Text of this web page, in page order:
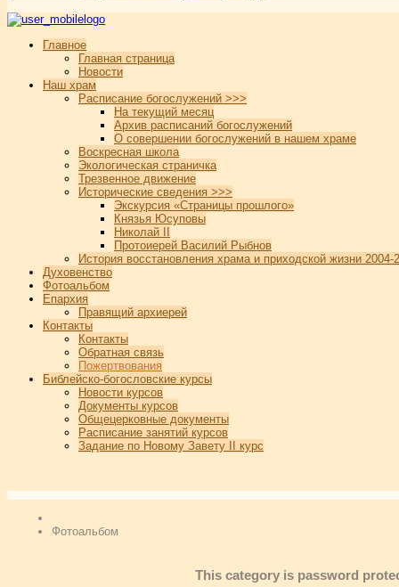
Главное
Главная страница
Новости
Наш храм
Расписание богослужений >>>
На текущий месяц
Архив расписаний богослужений
О совершении богослужений в нашем храме
Воскресная школа
Экологическая страничка
Трезвенное движение
Исторические сведения >>>
Экскурсия «Страницы прошлого»
Князья Юсуповы
Николай II
Протоиерей Василий Рыбнов
История восстановления храма и приходской жизни 2004-
Духовенство
Фотоальбом
Епархия
Правящий архиерей
Контакты
Контакты
Обратная связь
Пожертвования
Библейско-богословские курсы
Новости курсов
Документы курсов
Общецерковные документы
Расписание занятий курсов
Задание по Новому Завету II курс
Фотоальбом
This category is password